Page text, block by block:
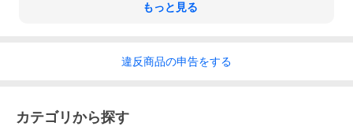
もっと見る
違反商品の申告をする
カテゴリから探す